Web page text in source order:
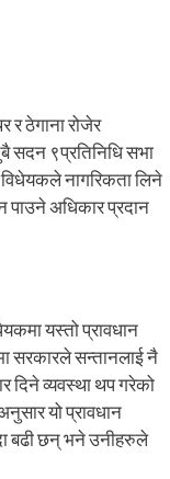
र ठेगाना रोजेर
सदन ९प्रतिनिधि सभा
विधेयकले नागरिकता लिने
पाउने अधिकार प्रदान
यस्तो प्रावधान
सरकारले सन्तानलाई नै
दिने व्यवस्था थप गरेको
यो प्रावधान
बढी छन् भने उनीहरुले